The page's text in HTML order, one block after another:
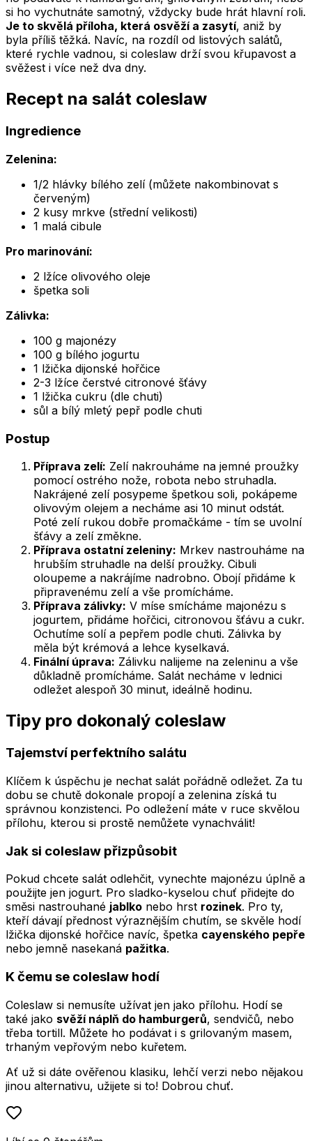
si ho vychutnáte samotný, vždycky bude hrát hlavní roli.
Je to skvělá příloha, která osvěží a zasytí, aniž by
byla příliš těžká. Navíc, na rozdíl od listových salátů,
které rychle vadnou, si coleslaw drží svou křupavost a
svěžest i více než dva dny.
Recept na salát coleslaw
Ingredience
Zelenina:
1/2 hlávky bílého zelí (můžete nakombinovat s
červeným)
2 kusy mrkve (střední velikosti)
1 malá cibule
Pro marinování:
2 lžíce olivového oleje
špetka soli
Zálivka:
100 g majonézy
100 g bílého jogurtu
1 lžička dijonské hořčice
2-3 lžíce čerstvé citronové šťávy
1 lžička cukru (dle chuti)
sůl a bílý mletý pepř podle chuti
Postup
Příprava zelí: Zelí nakrouháme na jemné proužky
pomocí ostrého nože, robota nebo struhadla.
Nakrájené zelí posypeme špetkou soli, pokápeme
olivovým olejem a necháme asi 10 minut odstát.
Poté zelí rukou dobře promačkáme - tím se uvolní
šťávy a zelí změkne.
Příprava ostatní zeleniny: Mrkev nastrouháme na
hrubším struhadle na delší proužky. Cibuli
oloupeme a nakrájíme nadrobno. Obojí přidáme k
připravenému zelí a vše promícháme.
Příprava zálivky: V míse smícháme majonézu s
jogurtem, přidáme hořčici, citronovou šťávu a cukr.
Ochutíme solí a pepřem podle chuti. Zálivka by
měla být krémová a lehce kyselkavá.
Finální úprava: Zálivku nalijeme na zeleninu a vše
důkladně promícháme. Salát necháme v lednici
odležet alespoň 30 minut, ideálně hodinu.
Tipy pro dokonalý coleslaw
Tajemství perfektního salátu
Klíčem k úspěchu je nechat salát pořádně odležet. Za tu
dobu se chutě dokonale propojí a zelenina získá tu
správnou konzistenci. Po odležení máte v ruce skvělou
přílohu, kterou si prostě nemůžete vynachválit!
Jak si coleslaw přizpůsobit
Pokud chcete salát odlehčit, vynechte majonézu úplně a
použijte jen jogurt. Pro sladko-kyselou chuť přidejte do
směsi nastrouhané jablko nebo hrst rozinek. Pro ty,
kteří dávají přednost výraznějším chutím, se skvěle hodí
lžička dijonské hořčice navíc, špetka cayenského pepře
nebo jemně nasekaná pažitka.
K čemu se coleslaw hodí
Coleslaw si nemusíte užívat jen jako přílohu. Hodí se
také jako svěží náplň do hamburgerů, sendvičů, nebo
třeba tortill. Můžete ho podávat i s grilovaným masem,
trhaným vepřovým nebo kuřetem.
Ať už si dáte ověřenou klasiku, lehčí verzi nebo nějakou
jinou alternativu, užijete si to! Dobrou chuť.